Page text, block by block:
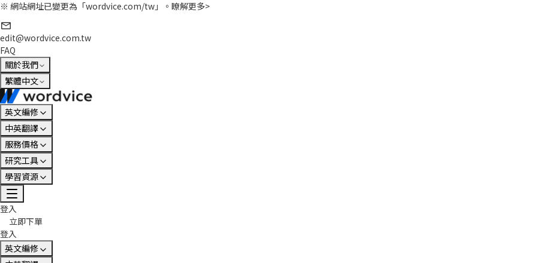
※ 網站網址已變更為「wordvice.com/tw」。 瞭解更多>
edit@wordvice.com.tw
FAQ
關於我們
繁體中文
英文編修
中英翻譯
服務價格
研究工具
學習資源
登入
立即下單
登入
英文編修